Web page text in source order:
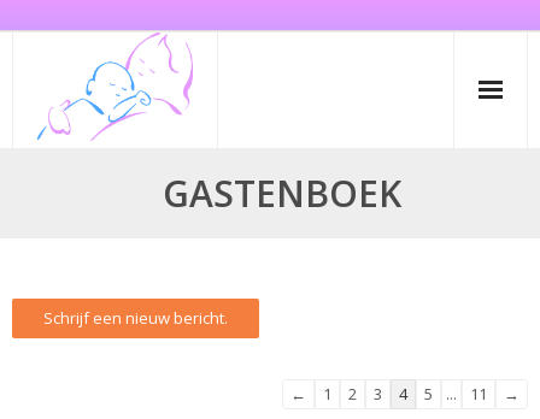
Gastenboek
GASTENBOEK
Navigatie
← 1 2 3 4 5 ... 11
→